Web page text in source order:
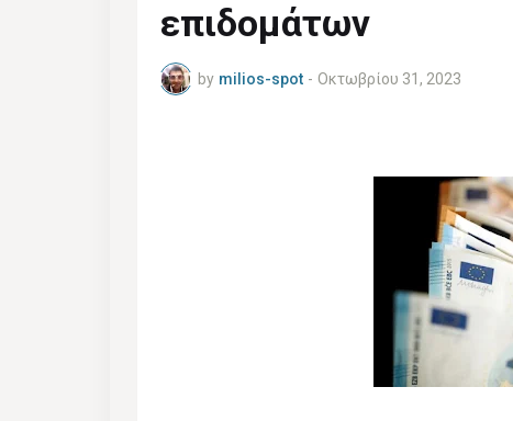
επιδομάτων
by milios-spot - Οκτωβρίου 31, 2023